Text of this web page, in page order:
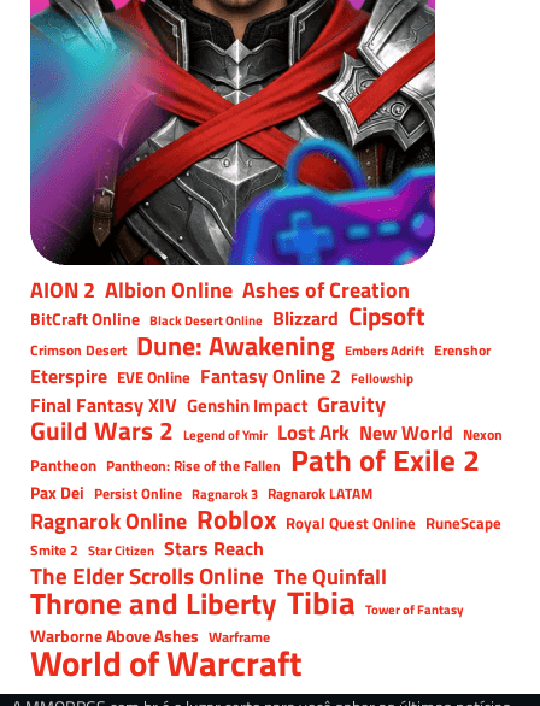
AION 2 Albion Online Ashes of Creation
BitCraft Online Black Desert Online Blizzard Cipsoft
Crimson Desert Dune: Awakening Embers Adrift Erenshor
Eterspire EVE Online Fantasy Online 2 Fellowship
Final Fantasy XIV Genshin Impact Gravity
Guild Wars 2 Legend of Ymir Lost Ark New World Nexon
Pantheon Pantheon: Rise of the Fallen Path of Exile 2
Pax Dei Persist Online Ragnarok 3 Ragnarok LATAM
Ragnarok Online Roblox Royal Quest Online RuneScape
Smite 2 Star Citizen Stars Reach
The Elder Scrolls Online The Quinfall
Throne and Liberty Tibia Tower of Fantasy
Warborne Above Ashes Warframe
World of Warcraft